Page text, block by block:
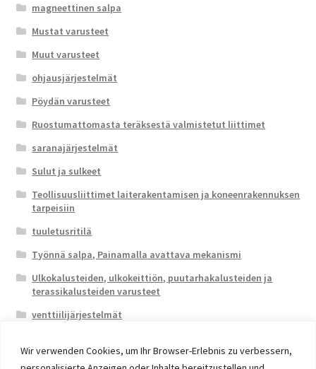
Wir verwenden Cookies, um Ihr Browser-Erlebnis zu verbessern,
magneettinen salpa
Mustat varusteet
Muut varusteet
ohjausjärjestelmät
Pöydän varusteet
Ruostumattomasta teräksestä valmistetut liittimet
saranajärjestelmät
Sulut ja sulkeet
Teollisuusliittimet laiterakentamisen ja koneenrakennuksen
tarpeisiin
tuuletusritilä
Työnnä salpa, Painamalla avattava mekanismi
Ulkokalusteiden, ulkokeittiön, puutarhakalusteiden ja
terassikalusteiden varusteet
venttiilijärjestelmät